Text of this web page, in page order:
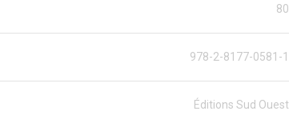
80
978-2-8177-0581-1
Éditions Sud Ouest